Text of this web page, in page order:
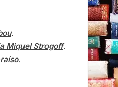
.
Miquel Strogoff.
.